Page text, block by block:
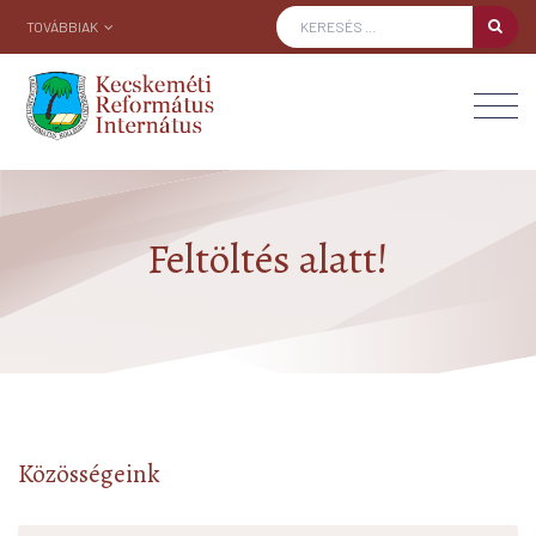
TOVÁBBIAK
Feltöltés alatt!
Közösségeink